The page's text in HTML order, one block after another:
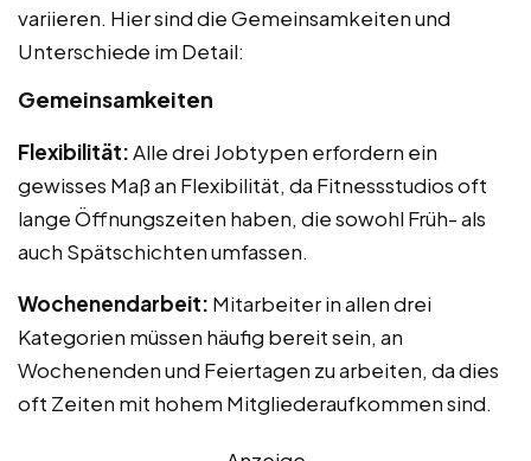
variieren. Hier sind die Gemeinsamkeiten und
Unterschiede im Detail:
Gemeinsamkeiten
Flexibilität:Alle drei Jobtypen erfordern ein
gewisses Maß an Flexibilität, da Fitnessstudios oft
lange Öffnungszeiten haben, die sowohl Früh- als
auch Spätschichten umfassen.
Wochenendarbeit: Mitarbeiter in allen drei
Kategorien müssen häufig bereit sein, an
Wochenenden und Feiertagen zu arbeiten, da dies
oft Zeiten mit hohem Mitgliederaufkommen sind.